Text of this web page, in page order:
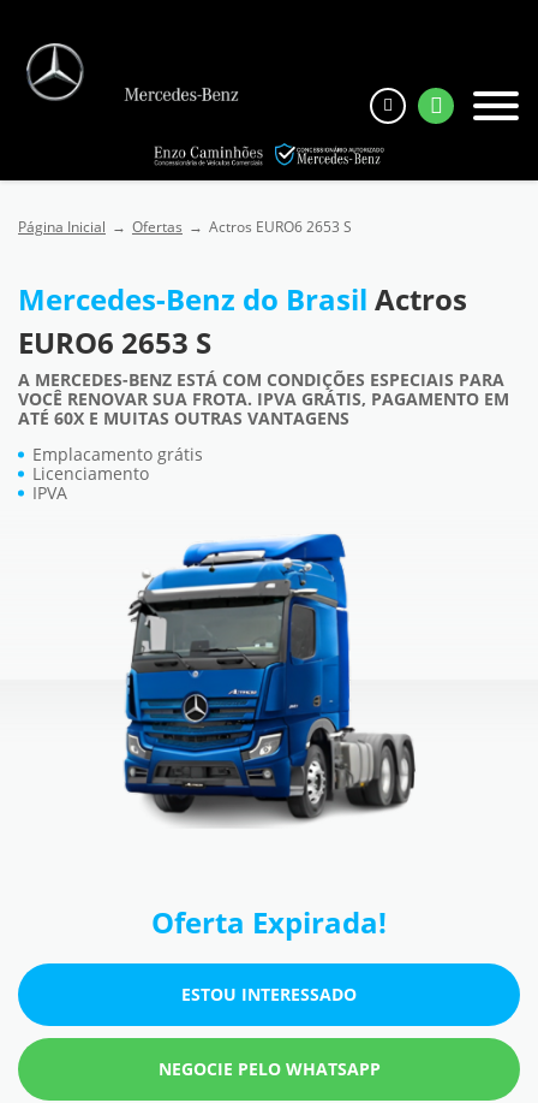
Página Inicial Ofertas Actros EURO6 2653 S
Mercedes-Benz do Brasil Actros
EURO6 2653 S
A MERCEDES-BENZ ESTÁ COM CONDIÇÕES ESPECIAIS PARA
VOCÊ RENOVAR SUA FROTA. IPVA GRÁTIS, PAGAMENTO EM
ATÉ 60X E MUITAS OUTRAS VANTAGENS
Emplacamento grátis
Licenciamento
IPVA
Oferta Expirada!
ESTOU INTERESSADO
NEGOCIE PELO WHATSAPP